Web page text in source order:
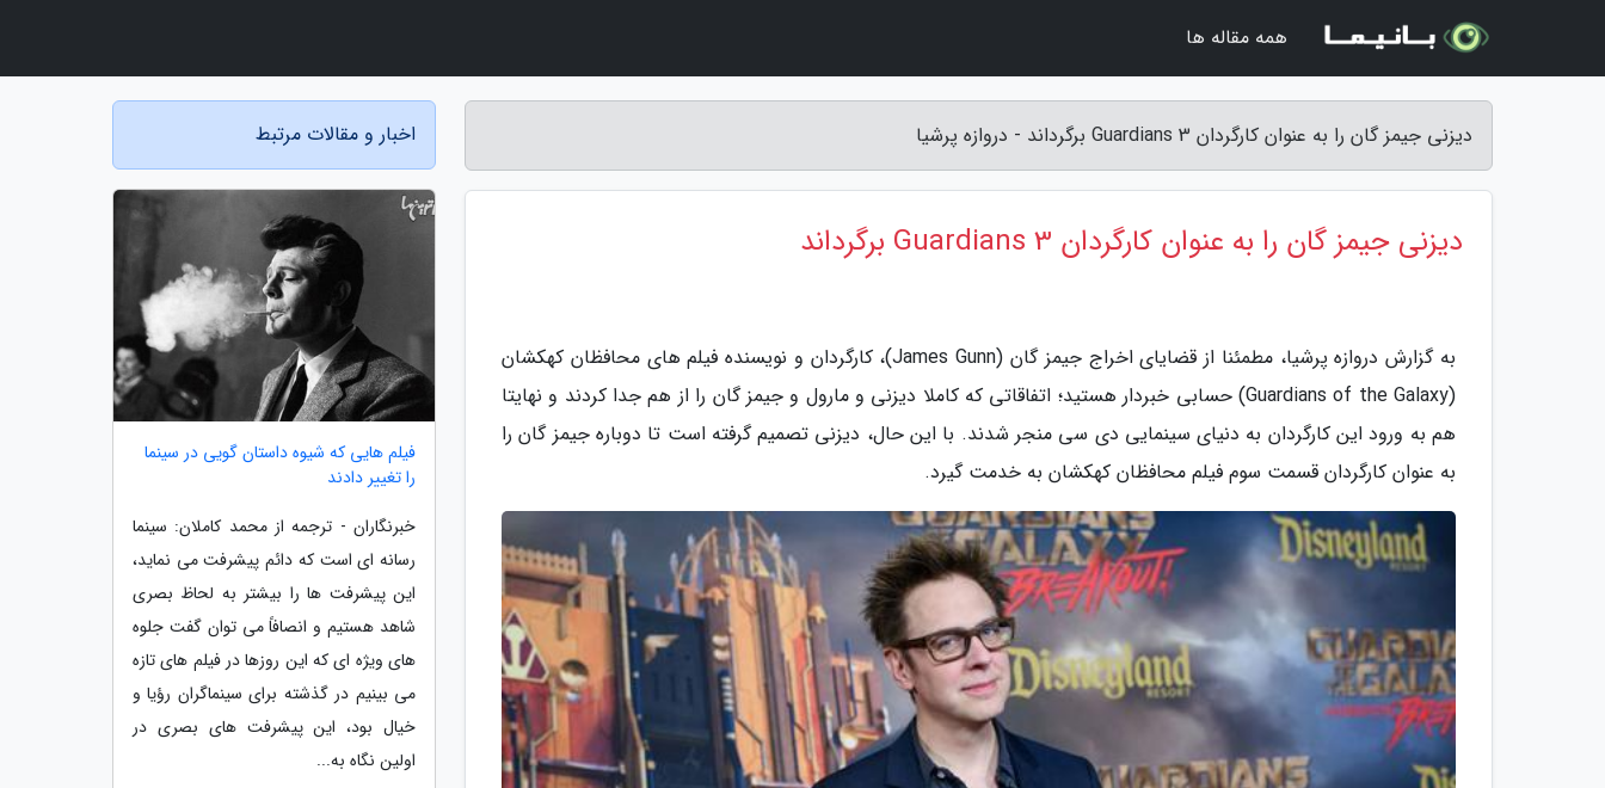
دیزنی جیمز گان را به عنوان کارگردان Guardians 3 برگرداند - دروازه پرشیا
دیزنی جیمز گان را به عنوان کارگردان Guardians 3 برگرداند
به گزارش دروازه پرشیا، مطمئنا از قضایای اخراج جیمز گان (James Gunn)، کارگردان و نویسنده فیلم های محافظان کهکشان
(Guardians of the Galaxy) حسابی خبردار هستید؛ اتفاقاتی که کاملا دیزنی و مارول و جیمز گان را از هم جدا کردند و نهایتا
هم به ورود این کارگردان به دنیای سینمایی دی سی منجر شدند. با این حال، دیزنی تصمیم گرفته است تا دوباره جیمز گان را
به عنوان کارگردان قسمت سوم فیلم محافظان کهکشان به خدمت گیرد.
اخبار و مقالات مرتبط
فیلم هایی که شیوه داستان گویی در سینما
را تغییر دادند
خبرنگاران - ترجمه از محمد کاملان: سینما
رسانه ای است که دائم پیشرفت می نماید،
این پیشرفت ها را بیشتر به لحاظ بصری
شاهد هستیم و انصافاً می توان گفت جلوه
های ویژه ای که این روزها در فیلم های تازه
می بینیم در گذشته برای سینماگران رؤیا و
خیال بود، این پیشرفت های بصری در
اولین نگاه به...
همه مقاله ها